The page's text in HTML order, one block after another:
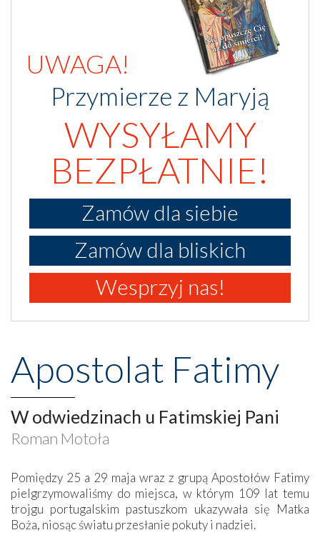
UWAGA!
Przymierze z Maryją
WYSYŁAMY
BEZPŁATNIE!
Zamów dla siebie
Zamów dla bliskich
Wesprzyj nas!
Apostolat Fatimy
W odwiedzinach u Fatimskiej Pani
Roman Motoła
Pomiędzy 25 a 29 maja wraz z grupą Apostołów Fatimy
pielgrzymowaliśmy do miejsca, w którym 109 lat temu
trojgu portugalskim pastuszkom ukazywała się Matka
Boża, niosąc światu przesłanie pokuty i nadziei.